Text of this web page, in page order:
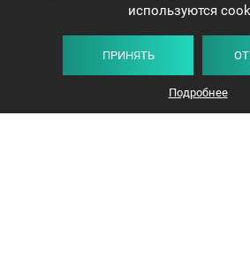
используются
ПРИНЯТЬ
Подробнее